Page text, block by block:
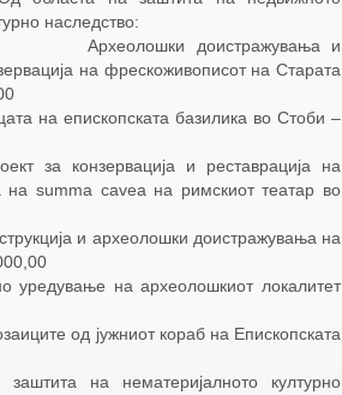
наследство:
доистражувања и
на фрескоживописот на Старата
епископската базилика во Стоби –
и реставрација на
на summa cavea на римскиот театар во
и археолошки доистражувања на
на археолошкиот локалитет
од јужниот кораб на Епископската
на нематеријалното културно